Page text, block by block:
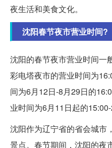
夜生活和美食文化。
沈阳春节夜市营业时间?
沈阳的春节夜市营业时间一
彩电塔夜市的营业时间为
间为6月12日-8月29日的
业时间为6月11日起的15:00-
沈阳作为辽宁省的省会城市
景点。春节期间，沈阳的夜